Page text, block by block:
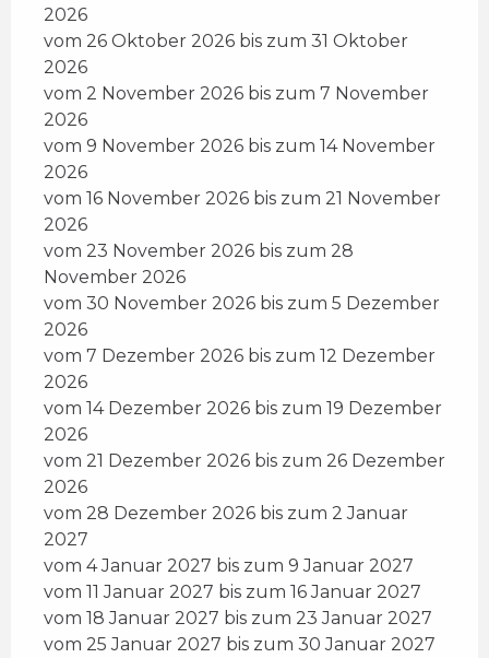
2026
vom 26 Oktober 2026 bis zum 31 Oktober
2026
vom 2 November 2026 bis zum 7 November
2026
vom 9 November 2026 bis zum 14 November
2026
vom 16 November 2026 bis zum 21 November
2026
vom 23 November 2026 bis zum 28
November 2026
vom 30 November 2026 bis zum 5 Dezember
2026
vom 7 Dezember 2026 bis zum 12 Dezember
2026
vom 14 Dezember 2026 bis zum 19 Dezember
2026
vom 21 Dezember 2026 bis zum 26 Dezember
2026
vom 28 Dezember 2026 bis zum 2 Januar
2027
vom 4 Januar 2027 bis zum 9 Januar 2027
vom 11 Januar 2027 bis zum 16 Januar 2027
vom 18 Januar 2027 bis zum 23 Januar 2027
vom 25 Januar 2027 bis zum 30 Januar 2027